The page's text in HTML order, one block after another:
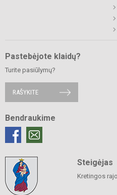
Pastebėjote klaidų?
Turite pasiūlymų?
RAŠYKITE
Bendraukime
Steigėjas
Kretingos